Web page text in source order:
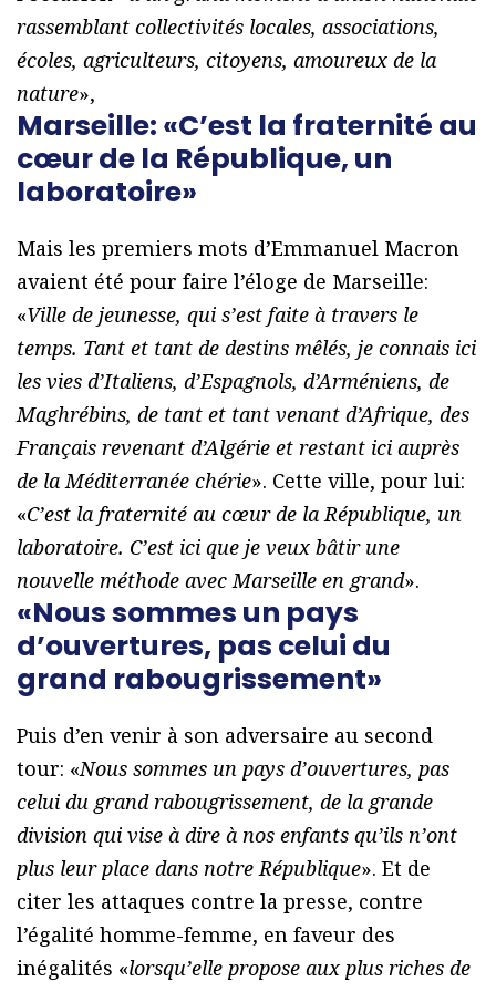
rassemblant collectivités locales, associations,
écoles, agriculteurs, citoyens, amoureux de la
nature»,
Marseille: «C’est la fraternité au
cœur de la République, un
laboratoire»
Mais les premiers mots d’Emmanuel Macron
avaient été pour faire l’éloge de Marseille:
«Ville de jeunesse, qui s’est faite à travers le
temps. Tant et tant de destins mêlés, je connais ici
les vies d’Italiens, d’Espagnols, d’Arméniens, de
Maghrébins, de tant et tant venant d’Afrique, des
Français revenant d’Algérie et restant ici auprès
de la Méditerranée chérie». Cette ville, pour lui:
«C’est la fraternité au cœur de la République, un
laboratoire. C’est ici que je veux bâtir une
nouvelle méthode avec Marseille en grand».
«Nous sommes un pays
d’ouvertures, pas celui du
grand rabougrissement»
Puis d’en venir à son adversaire au second
tour: «Nous sommes un pays d’ouvertures, pas
celui du grand rabougrissement, de la grande
division qui vise à dire à nos enfants qu’ils n’ont
plus leur place dans notre République». Et de
citer les attaques contre la presse, contre
l’égalité homme-femme, en faveur des
inégalités «lorsqu’elle propose aux plus riches de